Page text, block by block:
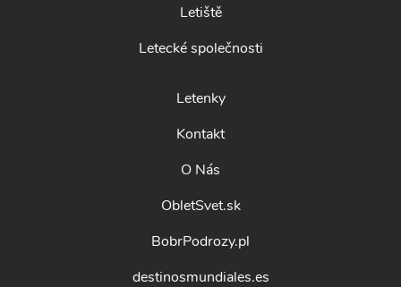
Letiště
Letecké společnosti
Letenky
Kontakt
O Nás
ObletSvet.sk
BobrPodrozy.pl
destinosmundiales.es